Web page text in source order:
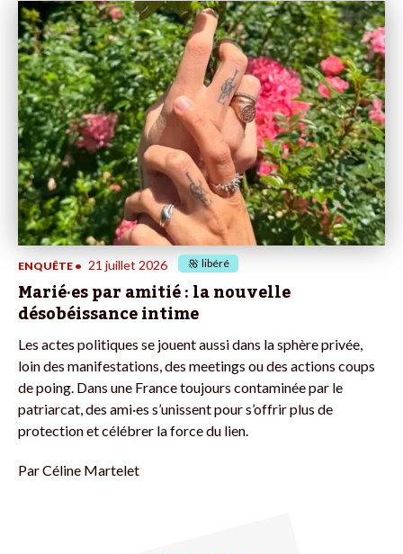
ENQUÊTE • 21 juillet 2026 libéré
Marié·es par amitié : la nouvelle
désobéissance intime
Les actes politiques se jouent aussi dans la sphère privée,
loin des manifestations, des meetings ou des actions coups
de poing. Dans une France toujours contaminée par le
patriarcat, des ami·es s’unissent pour s’offrir plus de
protection et célébrer la force du lien.
ParCéline Martelet